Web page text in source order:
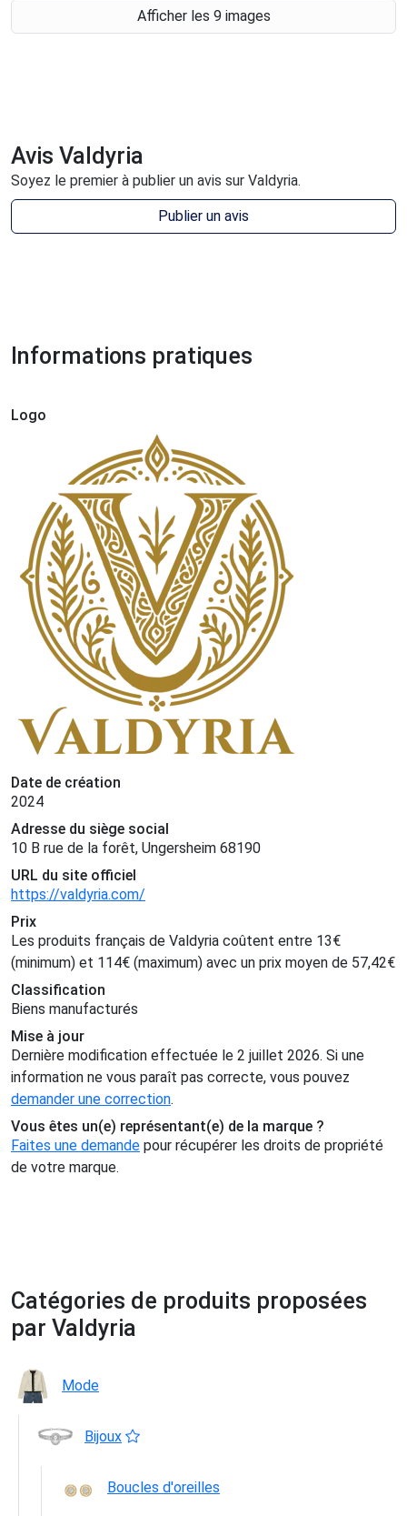
Afficher les 9 images
Avis Valdyria
Soyez le premier à publier un avis sur Valdyria.
Publier un avis
Informations pratiques
Logo
Date de création
2024
Adresse du siège social
10 B rue de la forêt, Ungersheim 68190
URL du site officiel
https://valdyria.com/
Prix
Les produits français de Valdyria coûtent entre 13€
(minimum) et 114€ (maximum) avec un prix moyen de 57,42€
Classification
Biens manufacturés
Mise à jour
Dernière modification effectuée le 2 juillet 2026. Si une
information ne vous paraît pas correcte, vous pouvez
demander une correction.
Vous êtes un(e) représentant(e) de la marque ?
Faites une demande pour récupérer les droits de propriété
de votre marque.
Catégories de produits proposées
par Valdyria
Mode
Bijoux
Boucles d'oreilles